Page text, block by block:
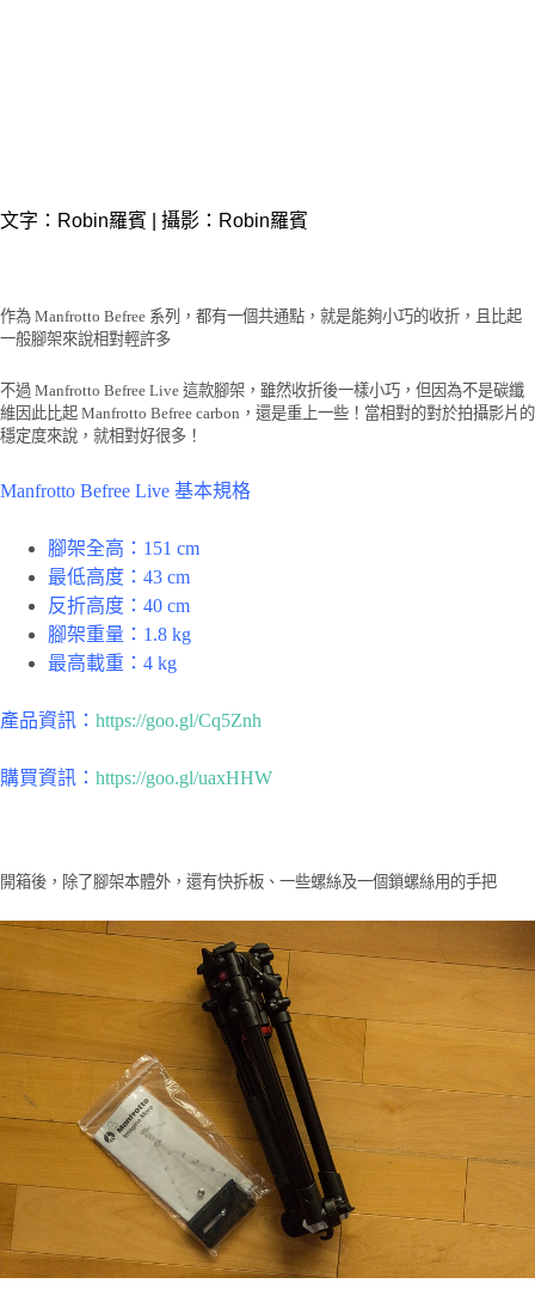
文字：Robin羅賓 | 攝影：Robin羅賓
作為 Manfrotto Befree 系列，都有一個共通點，就是能夠小巧的收折，且比起
一般腳架來說相對輕許多
不過 Manfrotto Befree Live 這款腳架，雖然收折後一樣小巧，但因為不是碳纖
維因此比起 Manfrotto Befree carbon，還是重上一些！當相對的對於拍攝影片的
穩定度來說，就相對好很多！
Manfrotto Befree Live 基本規格
腳架全高：151 cm
最低高度：43 cm
反折高度：40 cm
腳架重量：1.8 kg
最高載重：4 kg
產品資訊： https://goo.gl/Cq5Znh
購買資訊： https://goo.gl/uaxHHW
開箱後，除了腳架本體外，還有快拆板、一些螺絲及一個鎖螺絲用的手把